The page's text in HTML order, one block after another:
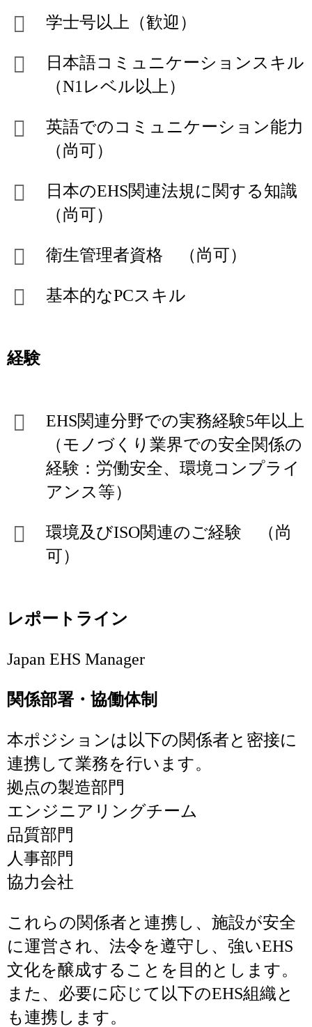
学士号以上（歓迎）
日本語コミュニケーションスキル
（N1レベル以上）
英語でのコミュニケーション能力
（尚可）
日本のEHS関連法規に関する知識
（尚可）
衛生管理者資格 （尚可）
基本的なPCスキル
経験
EHS関連分野での実務経験5年以上
（モノづくり業界での安全関係の
経験：労働安全、環境コンプライ
アンス等）
環境及びISO関連のご経験 （尚
可）
レポートライン
Japan EHS Manager
関係部署・協働体制
本ポジションは以下の関係者と密接に
連携して業務を行います。
拠点の製造部門
エンジニアリングチーム
品質部門
人事部門
協力会社
これらの関係者と連携し、施設が安全
に運営され、法令を遵守し、強いEHS
文化を醸成することを目的とします。
また、必要に応じて以下のEHS組織と
も連携します。